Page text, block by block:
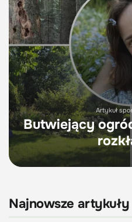
Artykuł
Butwiejący
Najnowsze artykuły